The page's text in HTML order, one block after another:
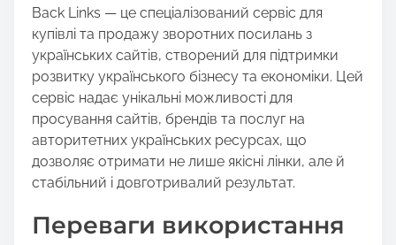
Back Links — це спеціалізований сервіс для
купівлі та продажу зворотних посилань з
українських сайтів, створений для підтримки
розвитку українського бізнесу та економіки. Цей
сервіс надає унікальні можливості для
просування сайтів, брендів та послуг на
авторитетних українських ресурсах, що
дозволяє отримати не лише якісні лінки, але й
стабільний і довготривалий результат.
Переваги використання